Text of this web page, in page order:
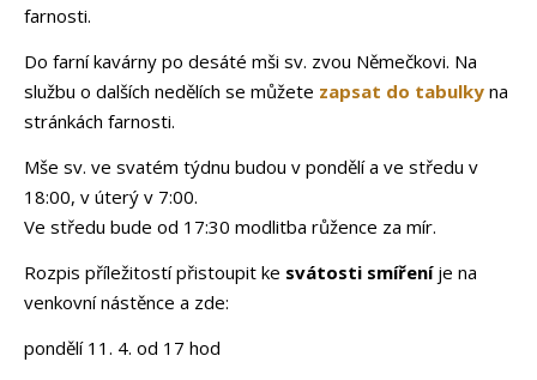
farnosti.
Do farní kavárny po desáté mši sv. zvou Němečkovi. Na
službu o dalších nedělích se můžete zapsat do tabulky na
stránkách farnosti.
Mše sv. ve svatém týdnu budou v pondělí a ve středu v
18:00, v úterý v 7:00.
Ve středu bude od 17:30 modlitba růžence za mír.
Rozpis příležitostí přistoupit ke svátosti smířeníje na
venkovní nástěnce a zde:
pondělí 11. 4. od 17 hod